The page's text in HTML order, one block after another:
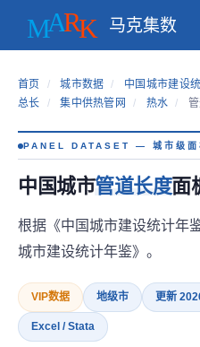
马克集数
首页 / 城市数据 / 中国城市建设
总长
/ 集中供热管网 / 热水 /
PANEL DATASET — 城市级面
中国城市管道长度面
根据《中国城市建设统计年
城市建设统计年鉴》。
VIP数据 地级市 更新
Excel / Stata